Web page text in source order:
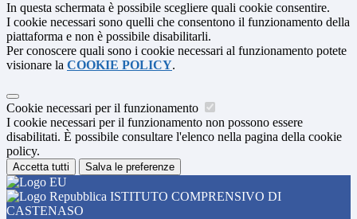
In questa schermata è possibile scegliere quali cookie consentire.
I cookie necessari sono quelli che consentono il funzionamento della
piattaforma e non è possibile disabilitarli.
Per conoscere quali sono i cookie necessari al funzionamento potete
visionare la COOKIE POLICY.
Cookie necessari per il funzionamento
I cookie necessari per il funzionamento non possono essere
disabilitati. È possibile consultare l'elenco nella pagina della cookie
policy.
Accetta tutti Salva le preferenze
ISTITUTO COMPRENSIVO DI
CASTENASO